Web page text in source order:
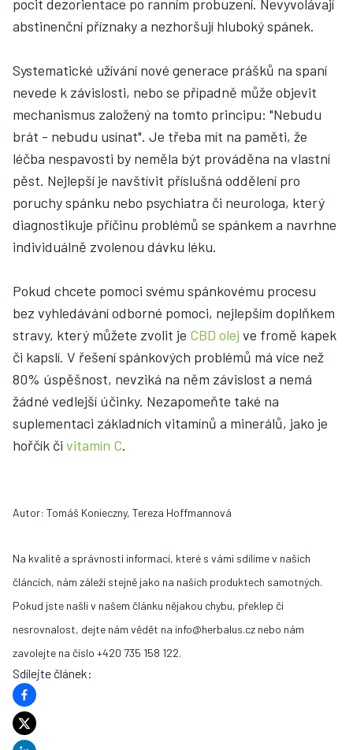
pocit dezorientace po ranním probuzení. Nevyvolávají
abstinenční příznaky a nezhoršují hluboký spánek.
Systematické užívání nové generace prášků na spaní
nevede k závislosti, nebo se případně může objevit
mechanismus založený na tomto principu: "Nebudu
brát - nebudu usínat". Je třeba mít na paměti, že
léčba nespavosti by neměla být prováděna na vlastní
pěst. Nejlepší je navštívit příslušná oddělení pro
poruchy spánku nebo psychiatra či neurologa, který
diagnostikuje příčinu problémů se spánkem a navrhne
individuálně zvolenou dávku léku.
Pokud chcete pomoci svému spánkovému procesu
bez vyhledávání odborné pomoci, nejlepším doplňkem
stravy, který můžete zvolit je CBD olej ve fromě kapek
či kapslí. V řešení spánkových problémů má více než
80% úspěšnost, nevziká na něm závislost a nemá
žádné vedlejší účinky. Nezapomeňte také na
suplementaci základních vitamínů a minerálů, jako je
hořčík či vitamín C.
Autor: Tomáš Konieczny, Tereza Hoffmannová
Na kvalitě a správnosti informací, které s vámi sdílíme v našich
článcích, nám záleží stejně jako na našich produktech samotných.
Pokud jste našli v našem článku nějakou chybu, překlep či
nesrovnalost, dejte nám vědět na info@herbalus.cz nebo nám
zavolejte na číslo +420 735 158 122.
Sdílejte článek: